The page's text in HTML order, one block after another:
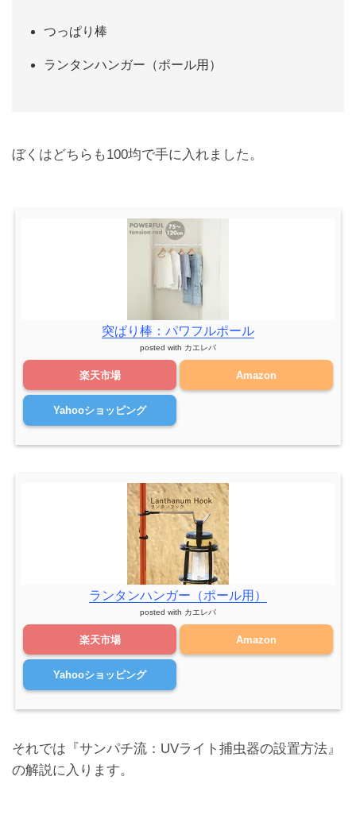
つっぱり棒
ランタンハンガー（ポール用）
ぼくはどちらも100均で手に入れました。
突ぱり棒：パワフルポール
posted with カエレバ
楽天市場 Amazon
Yahooショッピング
ランタンハンガー（ポール用）
posted with カエレバ
楽天市場 Amazon
Yahooショッピング
それでは『サンパチ流：UVライト捕虫器の設置方法』
の解説に入ります。